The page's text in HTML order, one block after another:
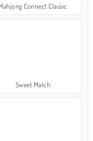
Connect Classic
Sweet Match